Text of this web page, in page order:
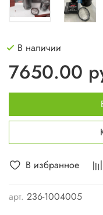
В избранное
арт. 236-1004005
В наличии
7650.00